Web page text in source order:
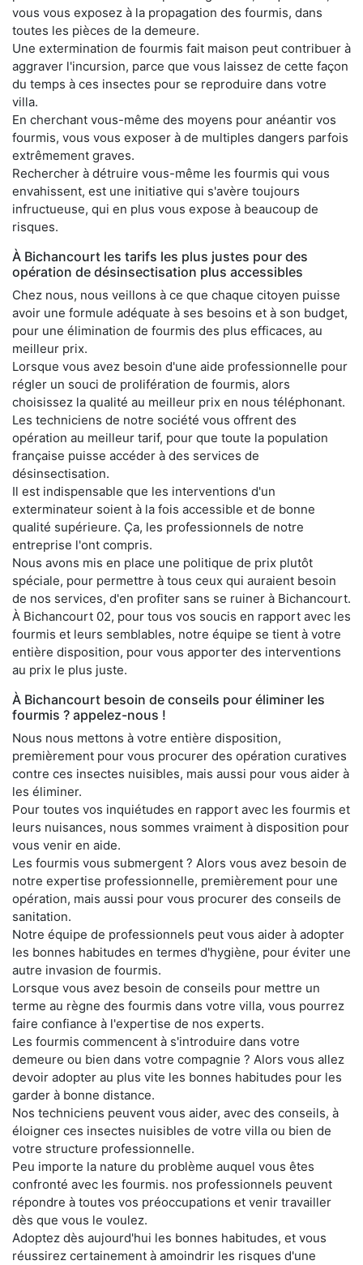
vous vous exposez à la propagation des fourmis, dans
toutes les pièces de la demeure.
Une extermination de fourmis fait maison peut contribuer à
aggraver l'incursion, parce que vous laissez de cette façon
du temps à ces insectes pour se reproduire dans votre
villa.
En cherchant vous-même des moyens pour anéantir vos
fourmis, vous vous exposer à de multiples dangers parfois
extrêmement graves.
Rechercher à détruire vous-même les fourmis qui vous
envahissent, est une initiative qui s'avère toujours
infructueuse, qui en plus vous expose à beaucoup de
risques.
À Bichancourt les tarifs les plus justes pour des
opération de désinsectisation plus accessibles
Chez nous, nous veillons à ce que chaque citoyen puisse
avoir une formule adéquate à ses besoins et à son budget,
pour une élimination de fourmis des plus efficaces, au
meilleur prix.
Lorsque vous avez besoin d'une aide professionnelle pour
régler un souci de prolifération de fourmis, alors
choisissez la qualité au meilleur prix en nous téléphonant.
Les techniciens de notre société vous offrent des
opération au meilleur tarif, pour que toute la population
française puisse accéder à des services de
désinsectisation.
Il est indispensable que les interventions d'un
exterminateur soient à la fois accessible et de bonne
qualité supérieure. Ça, les professionnels de notre
entreprise l'ont compris.
Nous avons mis en place une politique de prix plutôt
spéciale, pour permettre à tous ceux qui auraient besoin
de nos services, d'en profiter sans se ruiner à Bichancourt.
À Bichancourt 02, pour tous vos soucis en rapport avec les
fourmis et leurs semblables, notre équipe se tient à votre
entière disposition, pour vous apporter des interventions
au prix le plus juste.
À Bichancourt besoin de conseils pour éliminer les
fourmis ? appelez-nous !
Nous nous mettons à votre entière disposition,
premièrement pour vous procurer des opération curatives
contre ces insectes nuisibles, mais aussi pour vous aider à
les éliminer.
Pour toutes vos inquiétudes en rapport avec les fourmis et
leurs nuisances, nous sommes vraiment à disposition pour
vous venir en aide.
Les fourmis vous submergent ? Alors vous avez besoin de
notre expertise professionnelle, premièrement pour une
opération, mais aussi pour vous procurer des conseils de
sanitation.
Notre équipe de professionnels peut vous aider à adopter
les bonnes habitudes en termes d'hygiène, pour éviter une
autre invasion de fourmis.
Lorsque vous avez besoin de conseils pour mettre un
terme au règne des fourmis dans votre villa, vous pourrez
faire confiance à l'expertise de nos experts.
Les fourmis commencent à s'introduire dans votre
demeure ou bien dans votre compagnie ? Alors vous allez
devoir adopter au plus vite les bonnes habitudes pour les
garder à bonne distance.
Nos techniciens peuvent vous aider, avec des conseils, à
éloigner ces insectes nuisibles de votre villa ou bien de
votre structure professionnelle.
Peu importe la nature du problème auquel vous êtes
confronté avec les fourmis. nos professionnels peuvent
répondre à toutes vos préoccupations et venir travailler
dès que vous le voulez.
Adoptez dès aujourd'hui les bonnes habitudes, et vous
réussirez certainement à amoindrir les risques d'une